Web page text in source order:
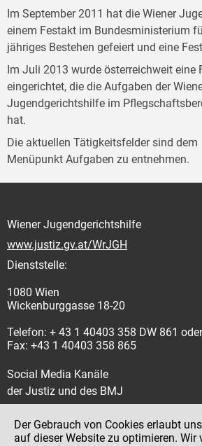
Im September 2011 hat die Wiener
einem Festakt im Bundesministerium
jähriges Bestehen gefeiert und eine
Im Juli 2013 wurde österreichweit
eingerichtet, die die Aufgaben der
Jugendgerichtshilfe im
hat.
Die aktuellen Tätigkeitsfelder sind dem
Menüpunkt Aufgaben zu entnehmen.
Wiener Jugendgerichtshilfe
www.justiz.gv.at/WrJGH
Dienststelle:
1080 Wien
Wickenburggasse 18-20
Telefon: + 43 1 40403 358 DW 861
Fax: +43 1 40403 358 865
Social Media Kanäle
der Justiz und des BMJ
Der Gebrauch von Cookies erlaubt
auf dieser Website zu optimieren. Wir